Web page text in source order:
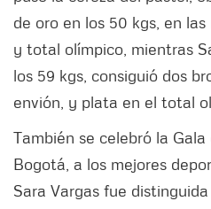
de oro en los 50 kgs, en
y total olímpico, mientras
los 59 kgs, consiguió dos
envión, y plata en el total
También se celebró la
Bogotá, a los mejores
Sara Vargas fue